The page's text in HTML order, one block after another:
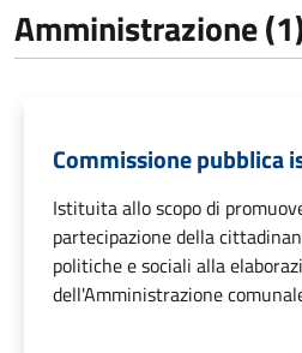
Amministrazione
Commissione pubblica
Istituita allo scopo di
partecipazione della
politiche e sociali alla
dell'Amministrazione